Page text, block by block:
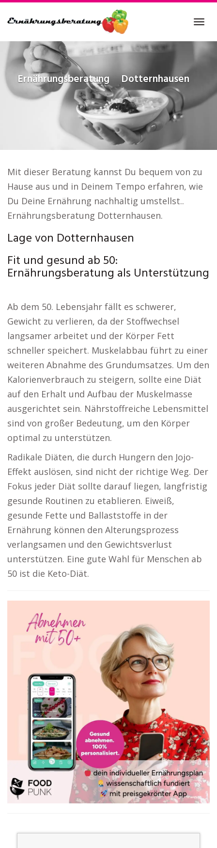
to
content
Ernährungsberatung Dotternhausen
Mit dieser Beratung kannst Du bequem von zu
Hause aus und in Deinem Tempo erfahren, wie
Du Deine Ernährung nachhaltig umstellst..
Ernährungsberatung Dotternhausen.
Lage von Dotternhausen
Fit und gesund ab 50:
Ernährungsberatung als Unterstützung
Ab dem 50. Lebensjahr fällt es schwerer,
Gewicht zu verlieren, da der Stoffwechsel
langsamer arbeitet und der Körper Fett
schneller speichert. Muskelabbau führt zu einer
weiteren Abnahme des Grundumsatzes. Um den
Kalorienverbrauch zu steigern, sollte eine Diät
auf den Erhalt und Aufbau der Muskelmasse
ausgerichtet sein. Nährstoffreiche Lebensmittel
sind von großer Bedeutung, um den Körper
optimal zu unterstützen.
Radikale Diäten, die durch Hungern den Jojo-
Effekt auslösen, sind nicht der richtige Weg. Der
Fokus jeder Diät sollte darauf liegen, langfristig
gesunde Routinen zu etablieren. Eiweiß,
gesunde Fette und Ballaststoffe in der
Ernährung können den Alterungsprozess
verlangsamen und den Gewichtsverlust
unterstützen. Eine gute Wahl für Menschen ab
50 ist die Keto-Diät.